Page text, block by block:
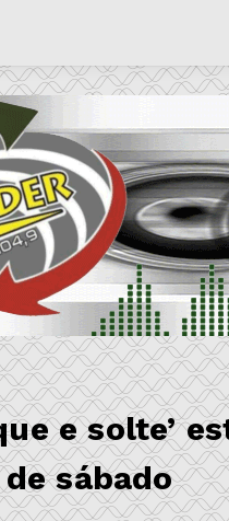
e solte’
sábado